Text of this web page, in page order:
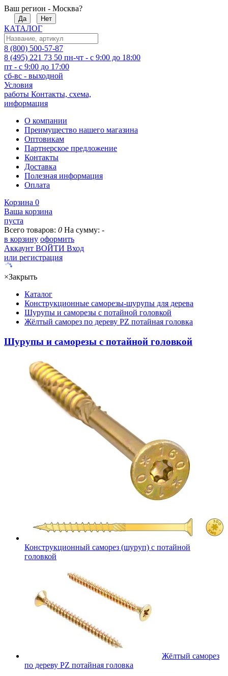
Ваш регион - Москва?
Да Нет
КАТАЛОГ
8 (800) 500-57-87
8 (495) 221 73 50 пн-чт - с 9:00 до 18:00
пт - с 9:00 до 17:00
сб-вс - выходной
Условия
работы Контакты, схема,
информация
О компании
Преимущество нашего магазина
Оптовикам
Партнерское предложение
Контакты
Доставка
Полезная информация
Оплата
Корзина 0
Ваша корзина
пуста
Всего товаров: 0 На сумму: -
в корзину оформить
Аккаунт ВОЙТИ Вход
или регистрация
×Закрыть
Каталог
Конструкционные саморезы-шурупы для дерева
Шурупы и саморезы с потайной головкой
Жёлтый саморез по дереву PZ потайная головка
Шурупы и саморезы с потайной головкой
Конструкционный саморез (шуруп) с потайной
головкой
Жёлтый саморез
по дереву PZ потайная головка